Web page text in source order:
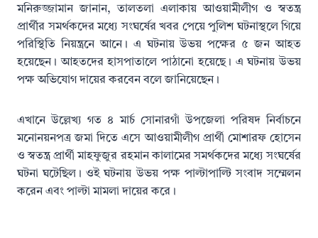
মনিরুজ্জামান জানান, তালতলা এলাকায় আওয়ামীলীগ ও স্বতন্ত্র
প্রার্থীর সমর্থকদের মধ্যে সংঘর্ষের খবর পেয়ে পুলিশ ঘটনাস্থলে গিয়ে
পরিস্থিতি নিয়ন্ত্রনে আনে। এ ঘটনায় উভয় পক্ষের ৫ জন আহত
হয়েছেন। আহতদের হাসপাতালে পাঠানো হয়েছে। এ ঘটনায় উভয়
পক্ষ অভিযোগ দায়ের করবেন বলে জানিয়েছেন।
এখানে উল্লেখ্য গত ৪ মার্চ সোনারগাঁ উপজেলা পরিষদ নির্বাচনে
মনোনয়নপত্র জমা দিতে এসে আওয়ামীলীগ প্রার্থী মোশারফ হোসেন
ও স্বতন্ত্র প্রার্থী মাহফুজুর রহমান কালামের সমর্থকদের মধ্যে সংঘর্ষের
ঘটনা ঘটেছিল। ওই ঘটনায় উভয় পক্ষ পাল্টাপাল্টি সংবাদ সম্মেলন
করেন এবং পাল্টা মামলা দায়ের করে।